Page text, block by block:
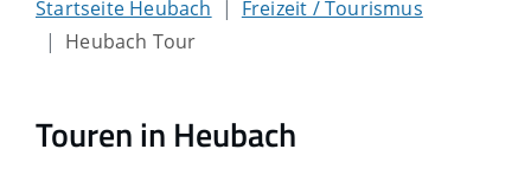
Startseite Heubach
Freizeit / Tourismus
Heubach Tour
Touren in Heubach